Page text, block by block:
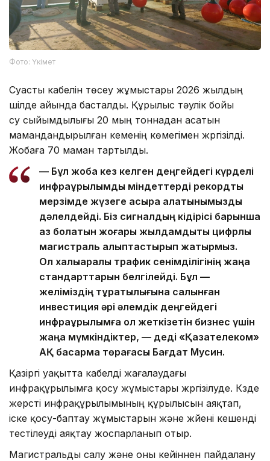
Фото: Үкімет
Суасты кабелін төсеу жұмыстары 2026 жылдың
шілде айында басталды. Құрылыс тәулік бойы
су сыйымдылығы 20 мың тоннадан асатын
мамандандырылған кеменің көмегімен жүргізілді.
Жобаға 70 маман тартылды.
— Бұл жоба кез келген деңгейдегі күрделі
инфрақұрылымдық міндеттерді рекордтық
мерзімде жүзеге асыра алатынымызды
дәлелдейді. Біз сигналдың кідірісі барынша
аз болатын жоғары жылдамдықты цифрлық
магистраль қалыптастырып жатырмыз.
Ол халықаралық трафик сенімділігінің жаңа
стандарттарын белгілейді. Бұл —
желіміздің тұрақтылығына салынған
инвестиция әрі әлемдік деңгейдегі
инфрақұрылымға қол жеткізетін бизнес үшін
жаңа мүмкіндіктер, — деді «Қазақтелеком»
АҚ басқарма төрағасы Бағдат Мусин.
Қазіргі уақытта кабелді жағалаудағы
инфрақұрылымға қосу жұмыстары жүргізілуде. Күзде
жерүсті инфрақұрылымының құрылысын аяқтап,
іске қосу-баптау жұмыстарын және жүйені кешенді
тестілеуді аяқтау жоспарланып отыр.
Магистральды салу және оны кейіннен пайдалану